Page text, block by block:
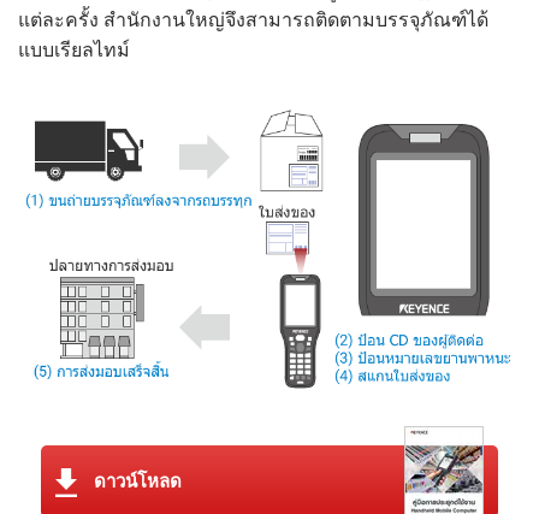
แต่ละครั้ง สำนักงานใหญ่จึงสามารถติดตามบรรจุภัณฑ์ได้
แบบเรียลไทม์
ดาวน์โหลด